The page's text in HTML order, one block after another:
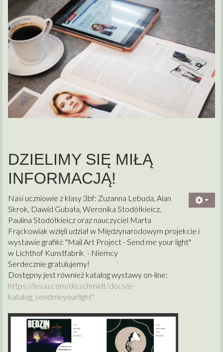
DZIELIMY SIĘ MIŁĄ
INFORMACJĄ!
Nasi uczniowie z klasy 3bf: Zuzanna Lebuda, Alan
Skrok, Dawid Gubała, Weronika Stodółkieicz,
Paulina Stodółkieicz oraz nauczyciel Marta
Frąckowiak wzięli udział w Międzynarodowym projekcie i
wystawie grafiki: "Mail Art Project - Send me your light"
w Lichthof Kunstfabrik - Niemcy
Serdecznie gratulujemy!
Dostępny jest również katalog wystawy on-line:
https://issuu.com/do.schmidt/docs/e-
katalog_sendmeyourlight"